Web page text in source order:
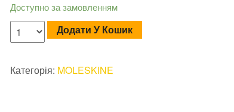
Доступно за замовленням
Додати У Кошик
Категорія: MOLESKINE